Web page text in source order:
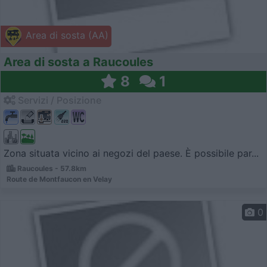
Area di sosta (AA)
Area di sosta a Raucoules
8 1
Zona situata vicino ai negozi del paese. È possibile par...
Raucoules - 57.8km
Route de Montfaucon en Velay
0